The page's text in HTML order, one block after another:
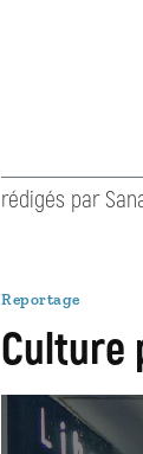
rédigés par
Reportage
Culture